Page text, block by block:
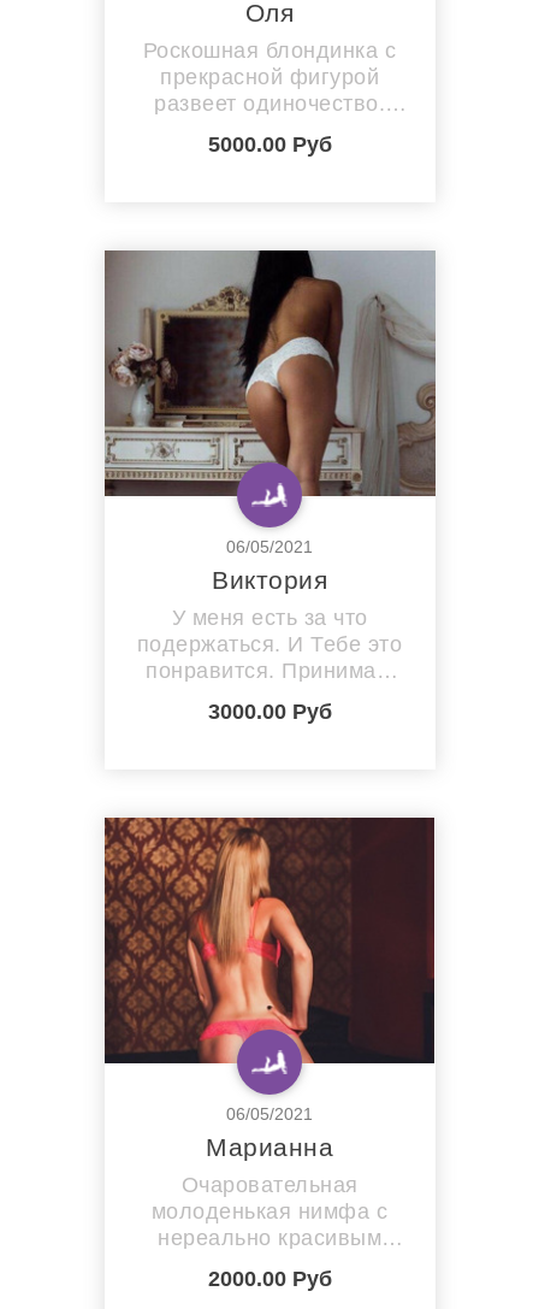
Оля
Роскошная блондинка с
прекрасной фигурой
развеет одиночество.
Лучшее лекарство от
стресса - горячий секс...
уверяю,со мной ты
ощутишь вкус
блаженства,дотронешься
до самых сокровенных
мест,я найду все твои
эрогенные точки...
5000.00 Руб
06/05/2021
Виктория
У меня есть за что
подержаться. И Тебе это
понравится. Принимаю
только трезвых и
адекватных. Яркая,
мужчину, для
комфортного отдыха и
приятного
времяпровождения.
Сделаю лучший массаж!
Все как в книжках по
КАМАСУТРЕ!
3000.00 Руб
06/05/2021
Марианна
Очаровательная
молоденькая нимфа с
нереально красивым
телом, которая прекрасно
знает,что нравится
2000.00 Руб